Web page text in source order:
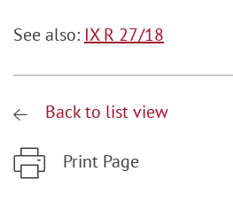
See also: IX R 27/18
Back to list view
Print Page